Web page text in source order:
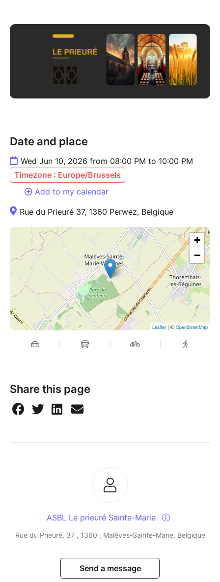
Date and place
Wed Jun 10, 2026 from 08:00 PM to 10:00 PM
Timezone : Europe/Brussels
Add to my calendar
Rue du Prieuré 37, 1360 Perwez, Belgique
+
−
Leaflet | © OpenStreetMap
Share this page
ASBL Le prieuré Sainte-Marie
Rue du Prieuré, 37 , 1360 , Malèves-Sainte-Marie, Belgique
Send a message